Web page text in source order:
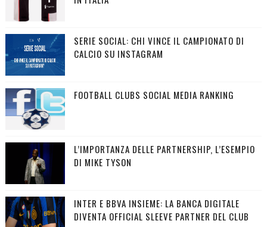
SERIE SOCIAL: CHI VINCE IL CAMPIONATO DI
CALCIO SU INSTAGRAM
FOOTBALL CLUBS SOCIAL MEDIA RANKING
L’IMPORTANZA DELLE PARTNERSHIP, L’ESEMPIO
DI MIKE TYSON
INTER E BBVA INSIEME: LA BANCA DIGITALE
DIVENTA OFFICIAL SLEEVE PARTNER DEL CLUB